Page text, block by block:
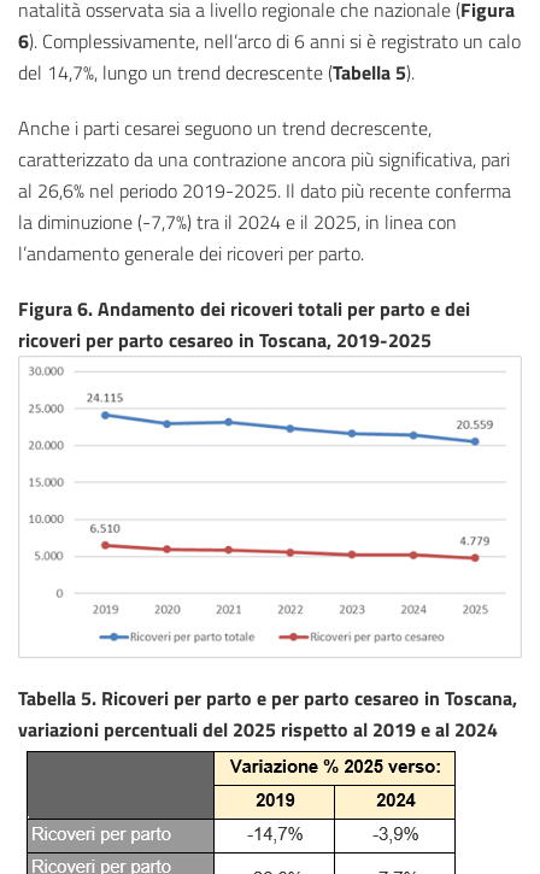
natalità osservata sia a livello regionale che nazionale (Figura
6). Complessivamente, nell’arco di 6 anni si è registrato un calo
del 14,7%, lungo un trend decrescente (Tabella 5).
Anche i parti cesarei seguono un trend decrescente,
caratterizzato da una contrazione ancora più significativa, pari
al 26,6% nel periodo 2019-2025. Il dato più recente conferma
la diminuzione (-7,7%) tra il 2024 e il 2025, in linea con
l’andamento generale dei ricoveri per parto.
Figura 6. Andamento dei ricoveri totali per parto e dei
ricoveri per parto cesareo in Toscana, 2019-2025
Tabella 5. Ricoveri per parto e per parto cesareo in Toscana,
variazioni percentuali del 2025 rispetto al 2019 e al 2024